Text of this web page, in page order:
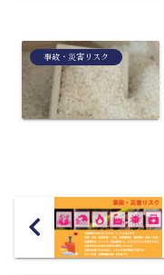
事故・災害リスク